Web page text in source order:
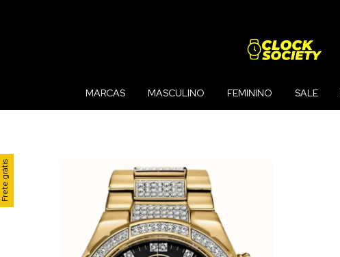
MARCAS MASCULINO FEMININO SALE
Frete grátis